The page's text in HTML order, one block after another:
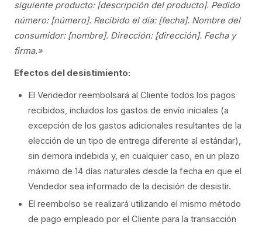
siguiente producto: [descripción del producto]. Pedido
número: [número]. Recibido el día: [fecha]. Nombre del
consumidor: [nombre]. Dirección: [dirección]. Fecha y
firma.»
Efectos del desistimiento:
El Vendedor reembolsará al Cliente todos los pagos
recibidos, incluidos los gastos de envío iniciales (a
excepción de los gastos adicionales resultantes de la
elección de un tipo de entrega diferente al estándar),
sin demora indebida y, en cualquier caso, en un plazo
máximo de 14 días naturales desde la fecha en que el
Vendedor sea informado de la decisión de desistir.
El reembolso se realizará utilizando el mismo método
de pago empleado por el Cliente para la transacción